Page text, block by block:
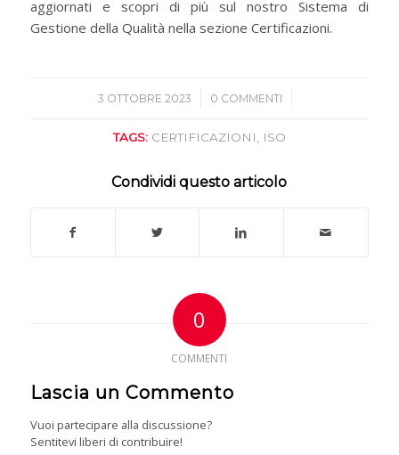
aggiornati e scopri di più sul nostro Sistema di
Gestione della Qualità nella sezione Certificazioni.
3 OTTOBRE 2023
/ 0 COMMENTI
/
TAGS: CERTIFICAZIONI, ISO
Condividi questo articolo
0
COMMENTI
Lascia un Commento
Vuoi partecipare alla discussione?
Sentitevi liberi di contribuire!